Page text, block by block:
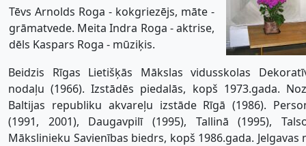
Tēvs Arnolds Roga - kokgriezējs, māte -
grāmatvede. Meita Indra Roga - aktrise,
dēls Kaspars Roga - mūziķis.
Beidzis Rīgas Lietišķās Mākslas vidusskolas
nodaļu (1966). Izstādēs piedalās, kopš 1973.gada.
Baltijas republiku akvareļu izstāde Rīgā (1986).
(1991, 2001), Daugavpilī (1995), Tallinā (1995),
Mākslinieku Savienības biedrs, kopš 1986.gada.